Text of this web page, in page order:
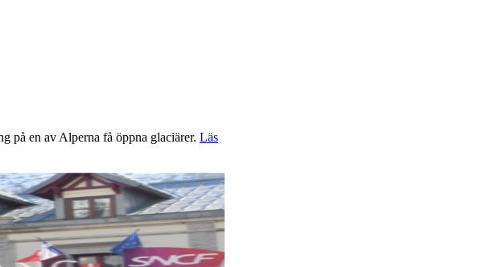
på en av Alperna få öppna glaciärer. Läs